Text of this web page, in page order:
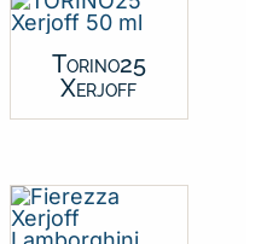
Torino25
Xerjoff